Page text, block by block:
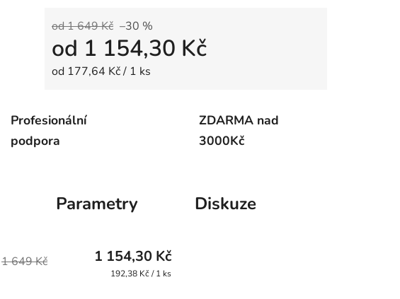
od 1 649 Kč –30 %
od 1 154,30 Kč
Měrná cena:
od 177,64 Kč / 1 ks
Profesionální
podpora
ZDARMA nad
3000Kč
Parametry Diskuze
1 649 Kč 1 154,30 Kč
Měrná
192,38 Kč / 1 ks